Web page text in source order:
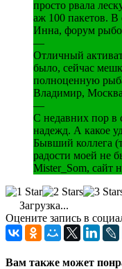
просто рвала
аж 100 пакетов. В
Инна, форум
—
Отличный
было, сейчас
полноценную
Владимир, Москва
—
С недавних пор в
надежд. А какое
Бывший коллега
радости моей не
Mister_Som, сайт
Загрузка...
Оцените запись в
Вам также может